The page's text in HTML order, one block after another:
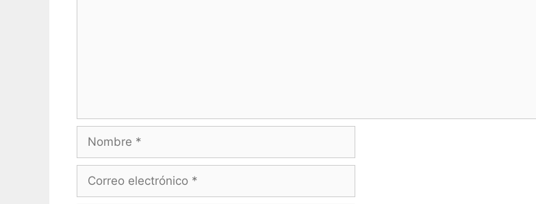
Nombre
Correo